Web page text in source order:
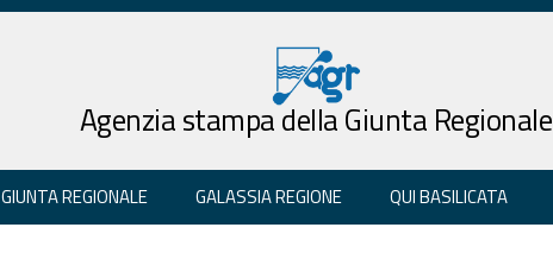
Agenzia stampa della Giunta Regionale
GIUNTA REGIONALE GALASSIA REGIONE QUI BASILICATA